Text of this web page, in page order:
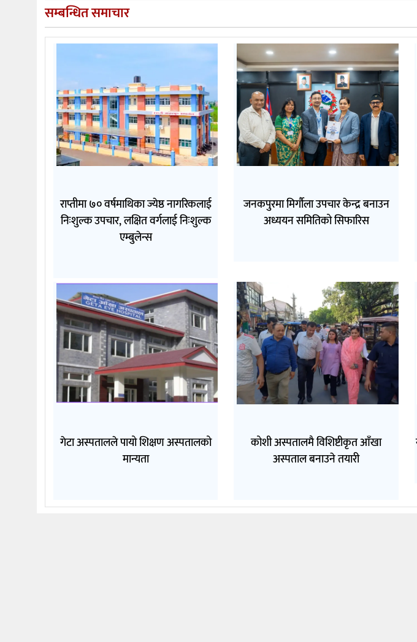
सम्बन्धित समाचार
राप्तीमा ७० वर्षमाथिका ज्येष्ठ नागरिकलाई
निःशुल्क उपचार, लक्षित वर्गलाई निःशुल्क
एम्बुलेन्स
जनकपुरमा मिर्गौला उपचार केन्द्र बनाउन
अध्ययन समितिको सिफारिस
गेटा अस्पतालले पायो शिक्षण अस्पतालको
मान्यता
कोशी अस्पतालमै विशिष्टीकृत आँखा
अस्पताल बनाउने तयारी